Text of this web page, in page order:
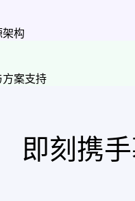
构
方案支持
即刻携